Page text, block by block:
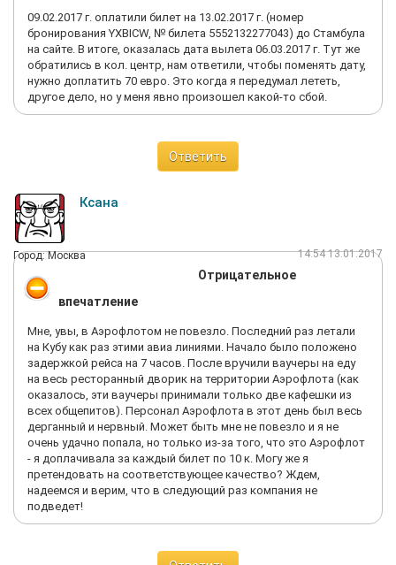
09.02.2017 г. оплатили билет на 13.02.2017 г. (номер
бронирования YXBICW, № билета 5552132277043) до Стамбула
на сайте. В итоге, оказалась дата вылета 06.03.2017 г. Тут же
обратились в кол. центр, нам ответили, чтобы поменять дату,
нужно доплатить 70 евро. Это когда я передумал лететь,
другое дело, но у меня явно произошел какой-то сбой.
Ответить
Ксана
Город: Москва 14:54 13.01.2017
Отрицательное
впечатление
Мне, увы, в Аэрофлотом не повезло. Последний раз летали
на Кубу как раз этими авиа линиями. Начало было положено
задержкой рейса на 7 часов. После вручили ваучеры на еду
на весь ресторанный дворик на территории Аэрофлота (как
оказалось, эти ваучеры принимали только две кафешки из
всех общепитов). Персонал Аэрофлота в этот день был весь
дерганный и нервный. Может быть мне не повезло и я не
очень удачно попала, но только из-за того, что это Аэрофлот
- я доплачивала за каждый билет по 10 к. Могу же я
претендовать на соответствующее качество? Ждем,
надеемся и верим, что в следующий раз компания не
подведет!